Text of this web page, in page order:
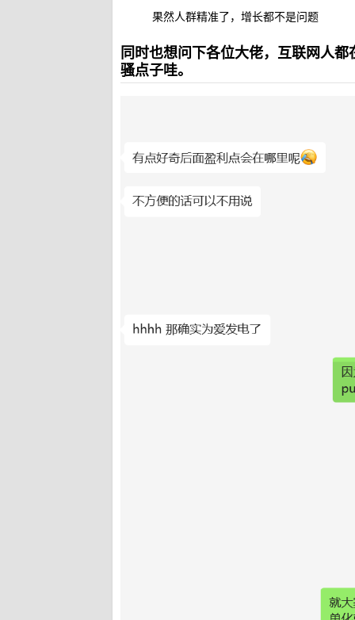
果然人群精准了，增长都不是问题
同时也想问下各位大佬，互联网人
骚点子哇。